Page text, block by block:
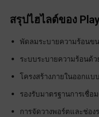
สรุปไฮไลต์ของ
พัดลมระบายความร้อนข
ระบบระบายความร้อนด้
โครงสร้างภายในออกแ
รองรับมาตรฐานการเชื่อ
การจัดวางพอร์ตและช่อง